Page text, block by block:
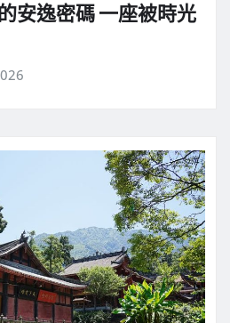
安逸密碼 一座被時光